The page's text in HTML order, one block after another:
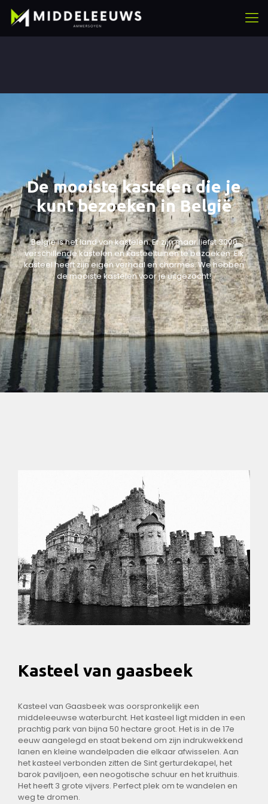
De mooiste kastelen die je
kunt bezoeken in België
België is het land van kastelen. Er zijn maar liefst 3000
verschillende kastelen en kasteeltuinen te bezoeken. Elk
kasteel heeft zijn eigen verhaal en charmes. We hebben
de mooiste kastelen voor je uitgezocht!
Kasteel van gaasbeek
Kasteel van Gaasbeek was oorspronkelijk een
middeleeuwse waterburcht. Het kasteel ligt midden in een
prachtig park van bijna 50 hectare groot. Het is in de 17e
eeuw aangelegd en staat bekend om zijn indrukwekkend
lanen en kleine wandelpaden die elkaar afwisselen. Aan
het kasteel verbonden zitten de Sint gerturdekapel, het
barok paviljoen, een neogotische schuur en het kruithuis.
Het heeft 3 grote vijvers. Perfect plek om te wandelen en
weg te dromen.